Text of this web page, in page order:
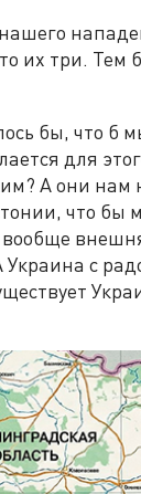
их три. Тем
бы, что б
для
А они нам
что бы
с